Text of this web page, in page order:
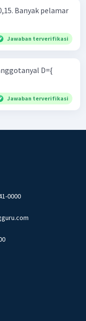
Banyak pelamar
Jawaban terverifikasi
D={
Jawaban terverifikasi
0000